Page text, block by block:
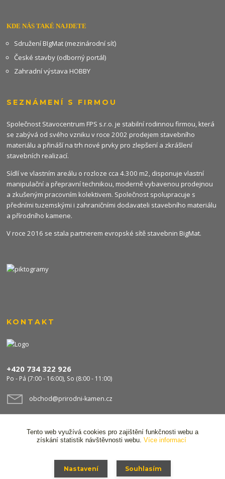
KDE NÁS TAKÉ NAJDETE
Sdružení BIgMat (mezinárodní síť)
České stavby (odborný portál)
Zahradní výstava HOBBY
SEZNÁMENÍ S FIRMOU
Společnost Stavocentrum FPS s.r.o. je stabilní rodinnou firmou, která
se zabývá od svého vzniku v roce 2002 prodejem stavebního
materiálu a přináší na trh nové prvky pro zlepšení a zkrášlení
stavebních realizací.
Sídlí ve vlastním areálu o rozloze cca 4.300 m2, disponuje vlastní
manipulační a přepravní technikou, moderně vybavenou prodejnou
a zkušeným pracovním kolektivem. Společnost spolupracuje s
předními tuzemskými i zahraničními dodavateli stavebního materiálu
a přírodního kamene.
V roce 2016 se stala partnerem evropské sítě stavebnin BigMat.
KONTAKT
+420 734 322 926
Po - Pá (7:00 - 16:00), So (8:00 - 11:00)
obchod@prirodni-kamen.cz
© 2024 Stavocentrum FPS s.r.o. Všechna práva vyhrazena,
Tento web využívá cookies pro zajištění funkčnosti webu a
získání statistik návštěvnosti webu. Více informací
Nastavení Souhlasím